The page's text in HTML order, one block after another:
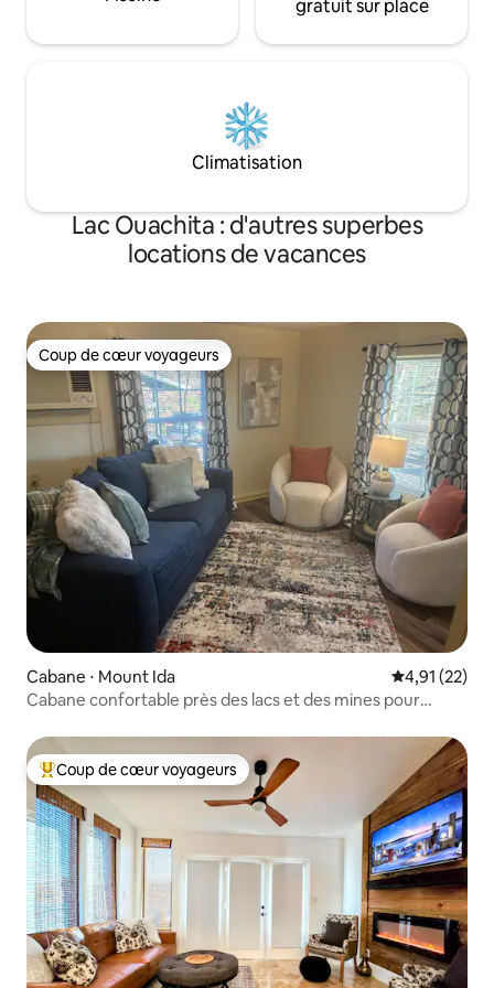
gratuit sur place
Climatisation
Lac Ouachita : d'autres superbes
locations de vacances
Coup de cœur voyageurs
Coup de cœur voyageurs
Cabane ⋅ Mount Ida Évaluation
4,91 (22)
Cabane confortable près des lacs et des mines pour
Coups de cœur voyageurs les plus appréciés
Coup de cœur voyageurs